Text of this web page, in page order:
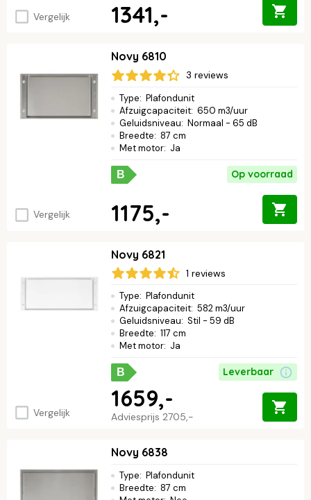
Vergelijk 1341,-
Vergelijk
Novy 6810
3 reviews
Type: Plafondunit
Afzuigcapaciteit: 650 m3/uur
Geluidsniveau: Normaal - 65 dB
Breedte: 87 cm
Met motor: Ja
B Op voorraad
1175,-
Vergelijk
Novy 6821
1 reviews
Type: Plafondunit
Afzuigcapaciteit: 582 m3/uur
Geluidsniveau: Stil - 59 dB
Breedte: 117 cm
Met motor: Ja
B Leverbaar
Adviesprijs 2705,-
1659,-
Novy 6838
Type: Plafondunit
Breedte: 87 cm